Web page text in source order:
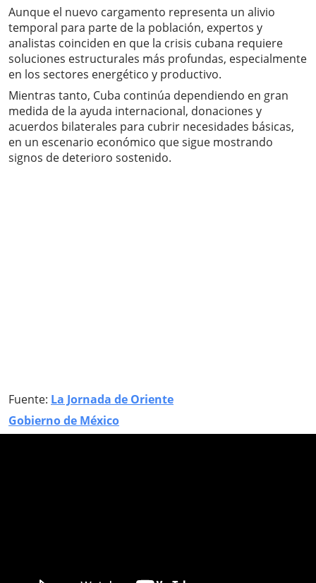
Aunque el nuevo cargamento representa un alivio
temporal para parte de la población, expertos y
analistas coinciden en que la crisis cubana requiere
soluciones estructurales más profundas, especialmente
en los sectores energético y productivo.
Mientras tanto, Cuba continúa dependiendo en gran
medida de la ayuda internacional, donaciones y
acuerdos bilaterales para cubrir necesidades básicas,
en un escenario económico que sigue mostrando
signos de deterioro sostenido.
Fuente: La Jornada de Oriente
Gobierno de México